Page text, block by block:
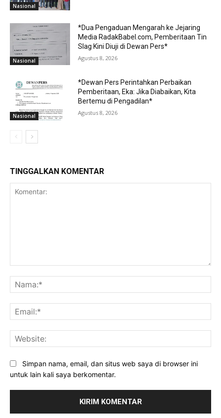
Nasional
Nasional
*Dua Pengaduan Mengarah ke Jejaring
Media RadakBabel.com, Pemberitaan Tin
Slag Kini Diuji di Dewan Pers*
Agustus 8, 2026
Nasional
*Dewan Pers Perintahkan Perbaikan
Pemberitaan, Eka: Jika Diabaikan, Kita
Bertemu di Pengadilan*
Agustus 8, 2026
TINGGALKAN KOMENTAR
Simpan nama, email, dan situs web saya di browser ini
untuk lain kali saya berkomentar.